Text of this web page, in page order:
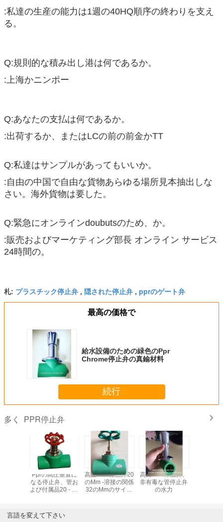
:私達の生産の能力は1週の40HQ順序の終わりを支え
る。
Q:規則的な積み出し港は何であるか。
:上海かニンポー
Q:あなたの支払は何であるか。
:出荷するか、またはLCの前の前金かTT
Q:私達はサンプルがあってもいいか。
:自由の中国で自由な貨物あらゆる場所見本抽出しな
さい。海外貨物は要した。
Q:緊急にオンラインdoubutsのため、か。
:販売およびマーケティング部長 オンライン サービス
24時間の。
札: プラスチック停止弁 , 隠された停止弁 , pprのゲート弁
最高の価格で
給水設備のための緑色のPpr
Chrome停止弁の真鍮材料
続行
多く PPR停止弁
Pprの高圧垂直に
なる停止弁、管お
よび付属品20 - 75
高温PPR停止弁20
のMm -溶接の関係
32のMmのサイズ
高力PPR停止弁、
非有毒な管停止弁
の水力
言語を変えて下さい